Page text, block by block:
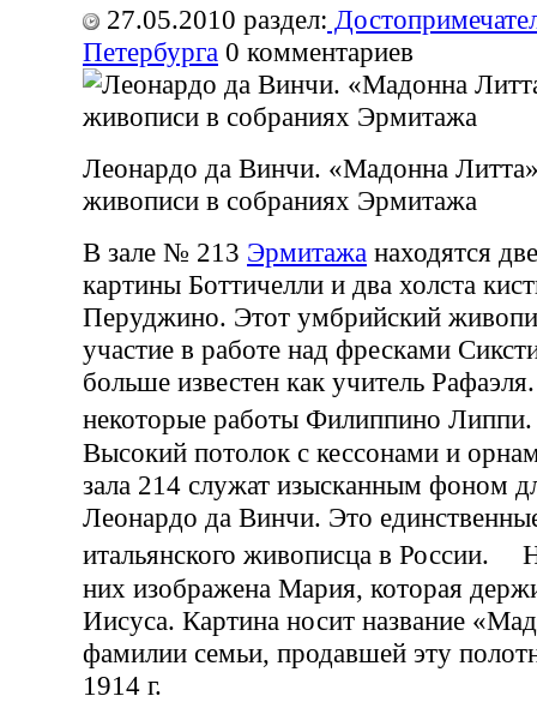
27.05.2010 раздел:
Петербурга 0 комментариев
Леонардо да Винчи. «Мадонна
живописи в собраниях Эрмитажа
В зале № 213 Эрмитажа находятся
картины Боттичелли и два холста
Перуджино. Этот умбрийский
участие в работе над фресками
больше известен как учитель
некоторые работы Филиппино
Высокий потолок с кессонами и
зала 214 служат изысканным фоном
Леонардо да Винчи. Это
итальянского живописца в России.
них изображена Мария, которая
Иисуса. Картина носит название
фамилии семьи, продавшей эту
1914 г.